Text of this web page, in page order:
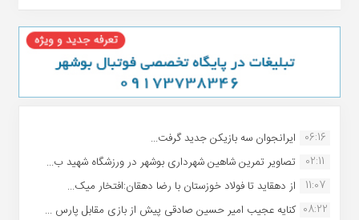
06:16 ایرانجوان سه بازیکن جدید گرفت...
02:11
تصاویر تمرین شاهین شهردارى بوشهر در ورزشگاه شهید ب...
11:07
از دهقاید تا فولاد خوزستان با رضا دهقان:افتخار میک...
08:22 کنایه عجیب امیر حسین صادقی پیش از بازی مقابل پارس ...